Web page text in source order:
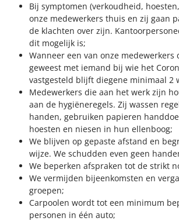
Bij symptomen (verkoudheid,
onze medewerkers thuis en zij gaan
de klachten over zijn.
dit mogelijk is;
Wanneer een van onze medewerkers
geweest met iemand bij wie het
vastgesteld blijft diegene minimaal 2
Medewerkers die aan het werk zijn
aan de hygiëneregels. Zij wassen
handen, gebruiken papieren
hoesten en niesen in hun ellenboog;
We blijven op gepaste afstand en
wijze. We schudden even geen
We beperken afspraken tot de strikt
We vermijden bijeenkomsten en
groepen;
Carpoolen wordt tot een minimum
personen in één auto;